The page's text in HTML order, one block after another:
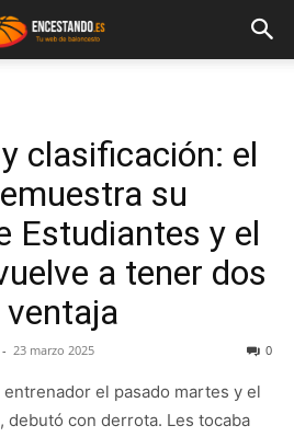
clasificación: el
su
Estudiantes y el
a tener dos
- 23 marzo 2025 0
el pasado martes y el
debutó con derrota. Les tocaba